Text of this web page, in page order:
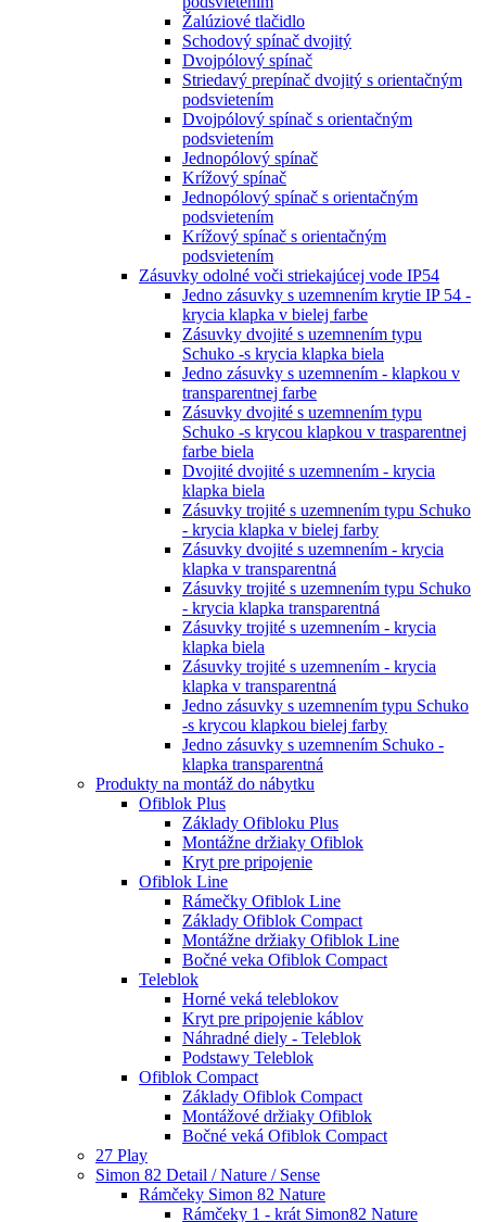
Žalúziové tlačidlo
Schodový spínač dvojitý
Dvojpólový spínač
Striedavý prepínač dvojitý s orientačným
podsvietením
Dvojpólový spínač s orientačným
podsvietením
Jednopólový spínač
Krížový spínač
Jednopólový spínač s orientačným
podsvietením
Krížový spínač s orientačným
podsvietením
Zásuvky odolné voči striekajúcej vode IP54
Jedno zásuvky s uzemnením krytie IP 54 -
krycia klapka v bielej farbe
Zásuvky dvojité s uzemnením typu
Schuko -s krycia klapka biela
Jedno zásuvky s uzemnením - klapkou v
transparentnej farbe
Zásuvky dvojité s uzemnením typu
Schuko -s krycou klapkou v trasparentnej
farbe biela
Dvojité dvojité s uzemnením - krycia
klapka biela
Zásuvky trojité s uzemnením typu Schuko
- krycia klapka v bielej farby
Zásuvky dvojité s uzemnením - krycia
klapka v transparentná
Zásuvky trojité s uzemnením typu Schuko
- krycia klapka transparentná
Zásuvky trojité s uzemnením - krycia
klapka biela
Zásuvky trojité s uzemnením - krycia
klapka v transparentná
Jedno zásuvky s uzemnením typu Schuko
-s krycou klapkou bielej farby
Jedno zásuvky s uzemnením Schuko -
klapka transparentná
Produkty na montáž do nábytku
Ofiblok Plus
Základy Ofibloku Plus
Montážne držiaky Ofiblok
Kryt pre pripojenie
Ofiblok Line
Rámečky Ofiblok Line
Základy Ofiblok Compact
Montážne držiaky Ofiblok Line
Bočné veka Ofiblok Compact
Teleblok
Horné veká teleblokov
Kryt pre pripojenie káblov
Náhradné diely - Teleblok
Podstawy Teleblok
Ofiblok Compact
Základy Ofiblok Compact
Montážové držiaky Ofiblok
Bočné veká Ofiblok Compact
27 Play
Simon 82 Detail / Nature / Sense
Rámčeky Simon 82 Nature
Rámčeky 1 - krát Simon82 Nature